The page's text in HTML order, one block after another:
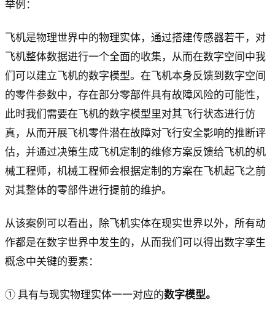
举例：
飞机是物理世界中的物理实体，通过搭建传感器若干，对
飞机整体数据进行一个全面的收集，从而在数字空间中我
们可以建立飞机的数字模型。在飞机本身反馈到数字空间
的零件参数中，存在部分零部件具有故障风险的可能性，
此时我们需要在飞机的数字模型里对其飞行状态进行仿
真，从而开展飞机零件潜在故障对飞行安全影响的推断评
估，并通过决策生成飞机定制的维修方案反馈给飞机的机
械工程师，机械工程师会根据定制的方案在飞机起飞之前
对其整体的零部件进行提前的维护。
从该案例可以看出，除飞机实体在现实世界以外，所有动
作都是在数字世界中发生的，从而我们可以得出数字孪生
概念中关键的要素：
① 具有与现实物理实体一一对应的数字模型。